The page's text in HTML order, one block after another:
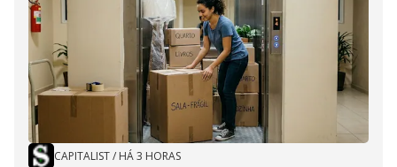
CAPITALIST/ HÁ 3 HORAS